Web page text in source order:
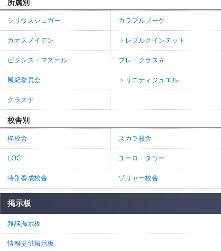
所属別
シリウスシュガー カラフルブーケ
カオスメイデン トレブルクインテット
ピクシス・マスール プレ・クラスＡ
風紀委員会 トリニティジュエル
クラスナ
校舎別
柊校舎 スカラ校舎
LOC ユーロ・タワー
特別養成校舎 ゾリャー校舎
掲示板
雑談掲示板
情報提供掲示板